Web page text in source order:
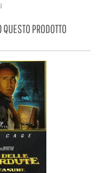
PRODOTTO